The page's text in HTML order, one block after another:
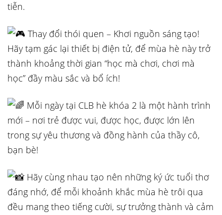
tiễn.
Thay đổi thói quen – Khơi nguồn sáng tạo!
Hãy tạm gác lại thiết bị điện tử, để mùa hè này trở
thành khoảng thời gian “học mà chơi, chơi mà
học” đầy màu sắc và bổ ích!
Mỗi ngày tại CLB hè khóa 2 là một hành trình
mới – nơi trẻ được vui, được học, được lớn lên
trong sự yêu thương và đồng hành của thầy cô,
bạn bè!
Hãy cùng nhau tạo nên những ký ức tuổi thơ
đáng nhớ, để mỗi khoảnh khắc mùa hè trôi qua
đều mang theo tiếng cười, sự trưởng thành và cảm